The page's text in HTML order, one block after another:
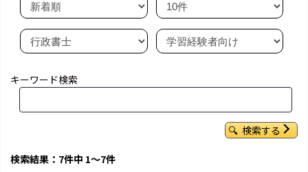
キーワード検索
検索する
検索結果：7件中 1～7件